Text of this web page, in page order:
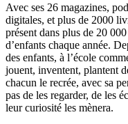
Avec ses 26 magazines,
digitales, et plus de 2000
présent dans plus de 20
d’enfants chaque année.
des enfants, à l’école
jouent, inventent, plantent
chacun le recrée, avec sa
pas de les regarder, de les
leur curiosité les mènera.